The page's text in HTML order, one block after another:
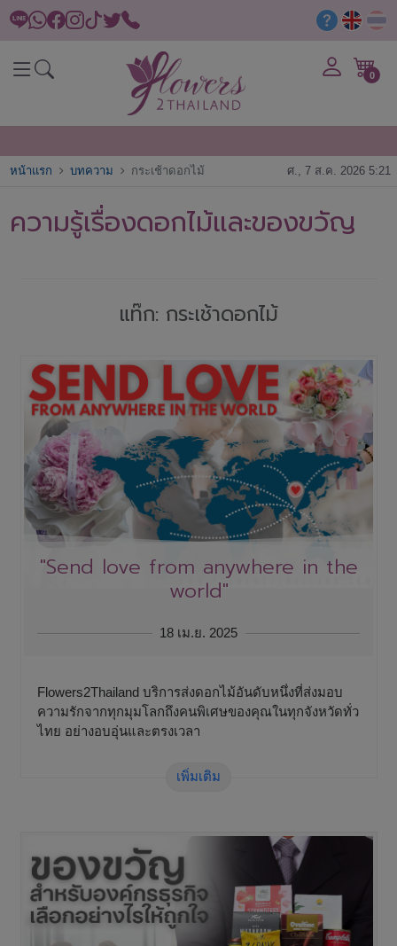
0
หน้าแรก บทความ กระเช้าดอกไม้ ศ., 7 ส.ค. 2026 5:21
ความรู้เรื่องดอกไม้และของขวัญ
แท๊ก: กระเช้าดอกไม้
"Send love from anywhere in the
world"
18 เม.ย. 2025
Flowers2Thailand บริการส่งดอกไม้อันดับหนึ่งที่ส่งมอบ
ความรักจากทุกมุมโลกถึงคนพิเศษของคุณในทุกจังหวัดทั่ว
ไทย อย่างอบอุ่นและตรงเวลา
เพิ่มเติม